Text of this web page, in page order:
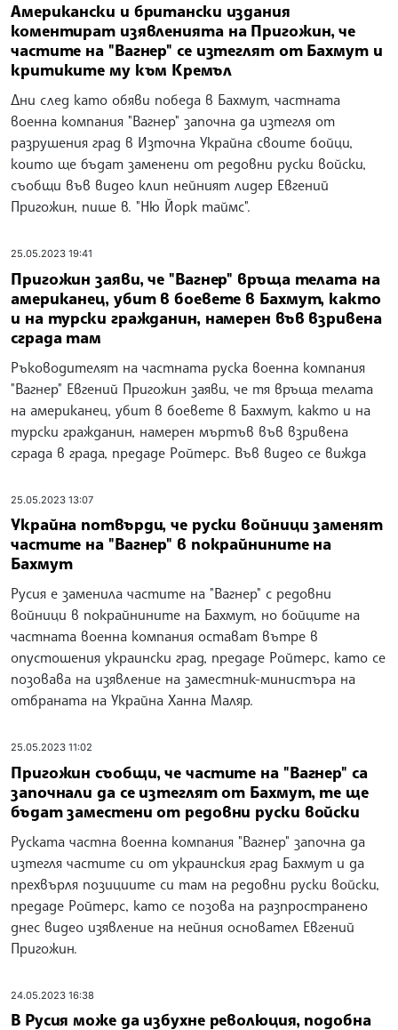
Американски и британски издания
коментират изявленията на Пригожин, че
частите на "Вагнер" се изтеглят от Бахмут и
критиките му към Кремъл
Дни след като обяви победа в Бахмут, частната
военна компания "Вагнер" започна да изтегля от
разрушения град в Източна Украйна своите бойци,
които ще бъдат заменени от редовни руски войски,
съобщи във видео клип нейният лидер Евгений
Пригожин, пише в. "Ню Йорк таймс".
25.05.2023 19:41
Пригожин заяви, че "Вагнер" връща телата на
американец, убит в боевете в Бахмут, както
и на турски гражданин, намерен във взривена
сграда там
Ръководителят на частната руска военна компания
"Вагнер" Евгений Пригожин заяви, че тя връща телата
на американец, убит в боевете в Бахмут, както и на
турски гражданин, намерен мъртъв във взривена
сграда в града, предаде Ройтерс. Във видео се вижда
25.05.2023 13:07
Украйна потвърди, че руски войници заменят
частите на "Вагнер" в покрайнините на
Бахмут
Русия е заменила частите на "Вагнер" с редовни
войници в покрайнините на Бахмут, но бойците на
частната военна компания остават вътре в
опустошения украински град, предаде Ройтерс, като се
позовава на изявление на заместник-министъра на
отбраната на Украйна Ханна Маляр.
25.05.2023 11:02
Пригожин съобщи, че частите на "Вагнер" са
започнали да се изтеглят от Бахмут, те ще
бъдат заместени от редовни руски войски
Руската частна военна компания "Вагнер" започна да
изтегля частите си от украинския град Бахмут и да
прехвърля позициите си там на редовни руски войски,
предаде Ройтерс, като се позова на разпространено
днес видео изявление на нейния основател Евгений
Пригожин.
24.05.2023 16:38
В Русия може да избухне революция, подобна